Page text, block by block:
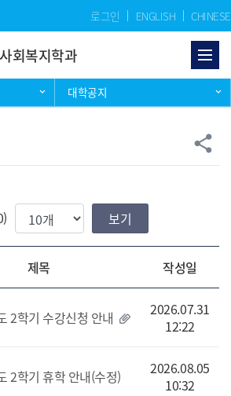
로그인 ENGLISH CHINESE
사회복지학과
대학공지
공
share
한번에 보여질 게시물 갯수
제목 작성일
2학기 수강신청 안내
2026.07.31
12:22
2학기 휴학 안내(수정)
2026.08.05
10:32